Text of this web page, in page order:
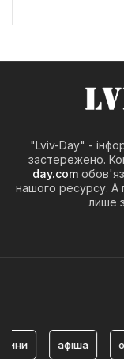
"Lviv-Day" -
застережено.
day.com
нашого ресурсу. А
лише
афіша